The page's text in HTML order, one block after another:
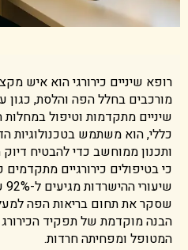
רופא שיניים כירורגי הוא איש
מורכבים בחלל הפה והלסת, כגון
שיניים מתקדמות וטיפול במחלות
ותכנון ממוחשב כדי להבטיח
כי בטיפולים כירורגיים
שסקר את תחום בריאות הפה
הבנה מוקדמת של תפקיד הכירורג
המטופל ומפחיתה חרדות.